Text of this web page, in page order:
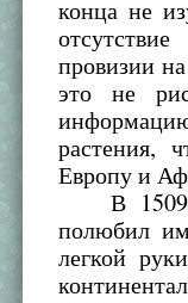
конца не
провизии
это не
растения,
Европу и
В
полюбил
легкой